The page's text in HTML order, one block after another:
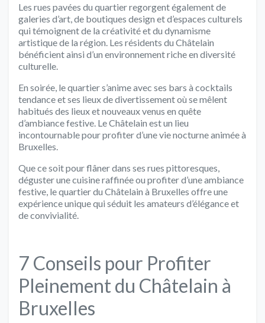
Les rues pavées du quartier regorgent également de
galeries d’art, de boutiques design et d’espaces culturels
qui témoignent de la créativité et du dynamisme
artistique de la région. Les résidents du Châtelain
bénéficient ainsi d’un environnement riche en diversité
culturelle.
En soirée, le quartier s’anime avec ses bars à cocktails
tendance et ses lieux de divertissement où se mêlent
habitués des lieux et nouveaux venus en quête
d’ambiance festive. Le Châtelain est un lieu
incontournable pour profiter d’une vie nocturne animée à
Bruxelles.
Que ce soit pour flâner dans ses rues pittoresques,
déguster une cuisine raffinée ou profiter d’une ambiance
festive, le quartier du Châtelain à Bruxelles offre une
expérience unique qui séduit les amateurs d’élégance et
de convivialité.
7 Conseils pour Profiter
Pleinement du Châtelain à
Bruxelles